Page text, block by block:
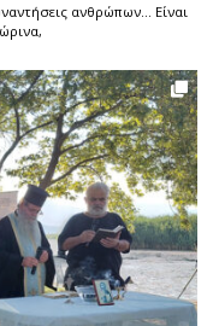
ανθρώπων… Είναι